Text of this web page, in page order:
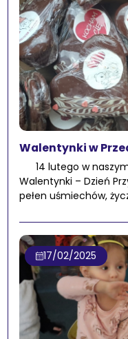
Walentynki w
14 lutego w
Walentynki – Dzień
pełen uśmiechów,
17/02/2025